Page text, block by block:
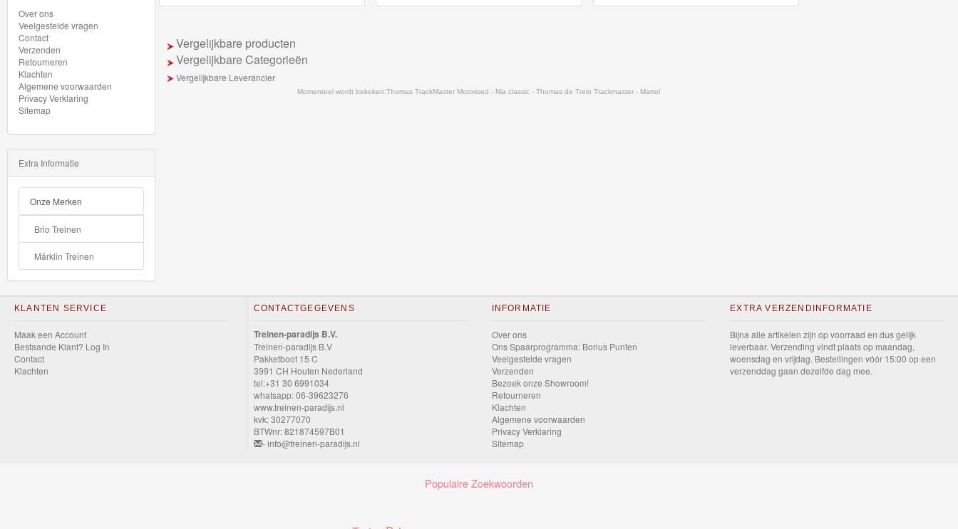
Thomas
de
Trein
Accessoires
Thomas
Trein
Minis
Houten
Speelgoed
Thomas
Pre-
School
Hot
Wheels
Vergelijkbare producten
Vergelijkbare Categorieën
Vergelijkbare Leverancier
Momenteel wordt bekeken:Thomas TrackMaster Motorised - Nia classic - Thomas de Trein Trackmaster - Mattel
Over ons
Veelgestelde vragen
Contact
Verzenden
Retourneren
Klachten
Algemene voorwaarden
Privacy Verklaring
Sitemap
Extra Informatie
Onze Merken
Brio Treinen
Märklin Treinen
KLANTEN SERVICE
Maak een Account
Bestaande Klant? Log In
Contact
Klachten
CONTACTGEGEVENS
Treinen-paradijs B.V.
Treinen-paradijs B.V
Pakketboot 15 C
3991 CH Houten Nederland
tel:+31 30 6991034
whatsapp: 06-39623276
www.treinen-paradijs.nl
kvk: 30277070
BTWnr: 821874597B01
- info@treinen-paradijs.nl
INFORMATIE
Over ons
Ons Spaarprogramma: Bonus Punten
Veelgestelde vragen
Verzenden
Bezoek onze Showroom!
Retourneren
Klachten
Algemene voorwaarden
Privacy Verklaring
Sitemap
EXTRA VERZENDINFORMATIE
Bijna alle artikelen zijn op voorraad en dus gelijk
leverbaar. Verzending vindt plaats op maandag,
woensdag en vrijdag. Bestellingen vóór 15:00 op een
verzenddag gaan dezelfde dag mee.
Populaire Zoekwoorden